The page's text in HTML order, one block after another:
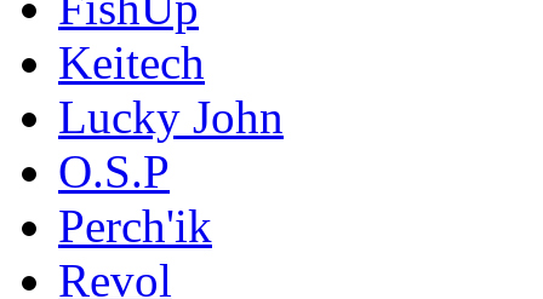
Keitech
Lucky John
O.S.P
Perch'ik
Revol